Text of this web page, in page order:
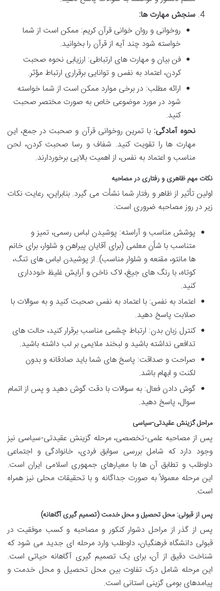
سنجش مهارت ها:
روخوانی و روان خوانی قرآن کریم: ممکن است از شما
خواسته شود چند آیه از قرآن را بخوانید.
فن بیان و مهارت های ارتباطی: ارزیابی نحوه صحبت
کردن، اعتماد به نفس و توانایی برقراری ارتباط مؤثر.
ارائه مطلب: در برخی موارد ممکن است از شما خواسته
شود در مورد موضوعی خاص به صورت مختصر صحبت
کنید.
نحوه آمادگی: با تمرین روخوانی قرآن و صحبت در جمع، این
مهارت ها را تقویت کنید. شفاف و رسا صحبت کردن، لحن
مناسب و اعتماد به نفس، از اهمیت بالایی برخوردارند.
نکات مهم ظاهری و رفتاری در مصاحبه
اولین تأثیر از ظاهر و رفتار شما نشأت می گیرد. بنابراین، رعایت نکات
زیر در روز مصاحبه ضروری است:
پوشش مناسب و آراسته: پوشیدن لباس رسمی، تمیز و
متناسب با شأن معلمی (برای آقایان پیراهن و شلوار، برای خانم
ها مانتو، مقنعه و شلوار مناسب). از پوشیدن لباس های تنگ،
کوتاه، با رنگ های جیغ، لاک ناخن و آرایش غلیظ خودداری
کنید.
اعتماد به نفس: با اعتماد به نفس صحبت کنید و به سوالات با
صلابت پاسخ دهید.
کنترل زبان بدن: ارتباط چشمی مناسب برقرار کنید، حالت های
تدافعی نداشته باشید و لبخند ملایمی بر لب داشته باشید.
صراحت و صداقت: پاسخ های شما باید صادقانه و بدون
لکنت و ابهام باشد.
گوش دادن فعال: به سوالات با دقت گوش دهید و پس از اتمام
سوال، پاسخ دهید.
مراحل گزینش عقیدتی-سیاسی
پس از مصاحبه علمی-تخصصی، مرحله گزینش عقیدتی-سیاسی نیز
وجود دارد که شامل بررسی سوابق فردی، خانوادگی و اجتماعی
داوطلب و تطابق آن ها با معیارهای جمهوری اسلامی ایران است.
این مرحله معمولاً به صورت جداگانه و با تحقیقات محلی نیز همراه
است.
پس از قبولی: محل تحصیل و محل خدمت (تصمیم گیری آگاهانه)
پس از گذر از مراحل دشوار کنکور و مصاحبه و کسب موفقیت در
قبولی دانشگاه فرهنگیان، داوطلب وارد مرحله ای جدید می شود که
شناخت دقیق از آن، برای یک تصمیم گیری آگاهانه حیاتی است.
این مرحله شامل درک تفاوت بین محل تحصیل و محل خدمت و
پیامدهای بومی گزینی استانی است.